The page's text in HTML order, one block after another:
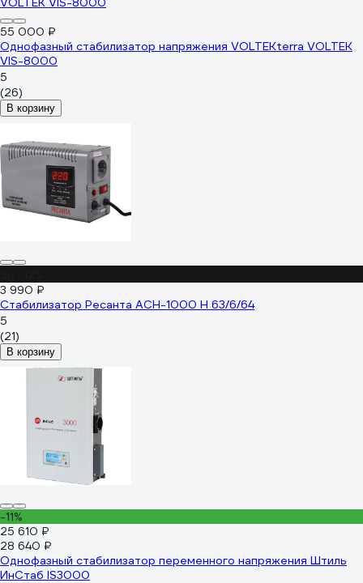
55 000 ₽
Однофазный стабилизатор напряжения VOLTEKterra VOLTEK
VIS-8000
5
(26)
В корзину
3 990 ₽
Стабилизатор Ресанта АСН-1000 Н 63/6/64
5
(21)
В корзину
-11%
25 610 ₽
28 640 ₽
Однофазный стабилизатор переменного напряжения Штиль
ИнСтаб IS3000